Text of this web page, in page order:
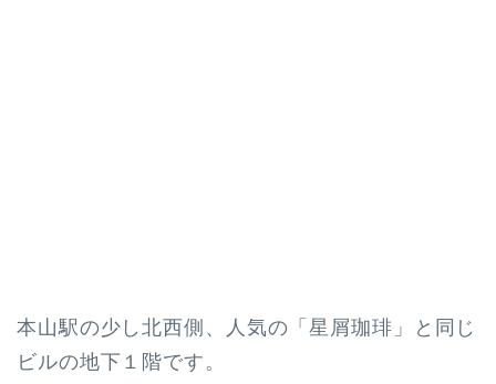
本山駅の少し北西側、人気の「星屑珈琲」と同じ
ビルの地下１階です。